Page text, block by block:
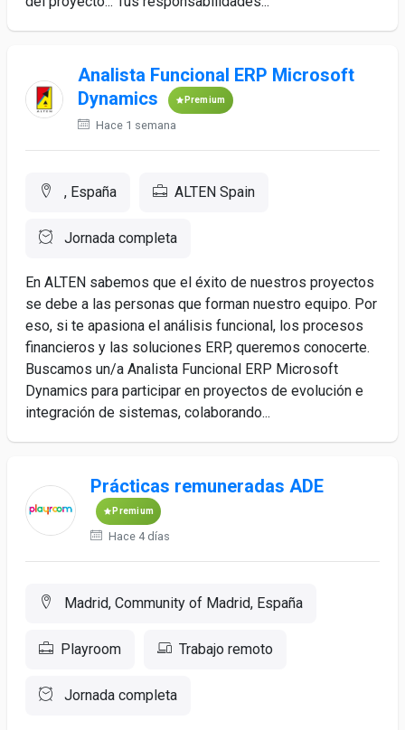
Analista Funcional ERP Microsoft
Dynamics
Premium
Hace 1 semana
, España ALTEN Spain
Jornada completa
En ALTEN sabemos que el éxito de nuestros proyectos
se debe a las personas que forman nuestro equipo. Por
eso, si te apasiona el análisis funcional, los procesos
financieros y las soluciones ERP, queremos conocerte.
Buscamos un/a Analista Funcional ERP Microsoft
Dynamics para participar en proyectos de evolución e
integración de sistemas, colaborando...
Prácticas remuneradas ADE
Premium
Hace 4 días
Madrid, Community of Madrid, España
Playroom Trabajo remoto
Jornada completa